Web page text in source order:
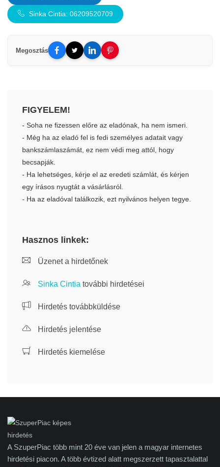
Sinka Cintia: 06209520709
Megosztás
FIGYELEM!
- Soha ne fizessen előre az eladónak, ha nem ismeri.
- Még ha az eladó fel is fedi személyes adatait vagy
bankszámlaszámát, ez nem védi meg attól, hogy
becsapják.
- Ha lehetséges, kérje el az eredeti számlát, és kérjen
egy írásos nyugtát a vásárlásról.
- Ha az eladóval találkozik, ezt nyilvános helyen tegye.
Hasznos linkek:
Üzenet a hirdetőnek
Sinka Cintia további hirdetései
Hirdetés továbbküldése
Hirdetés jelentése
Hirdetés kiemelése
A SzuperPiac több mint 20 éve van jelen a magyar internetes
hirdetési piacon. A több évtized alatt megszerzett tapasztalattal